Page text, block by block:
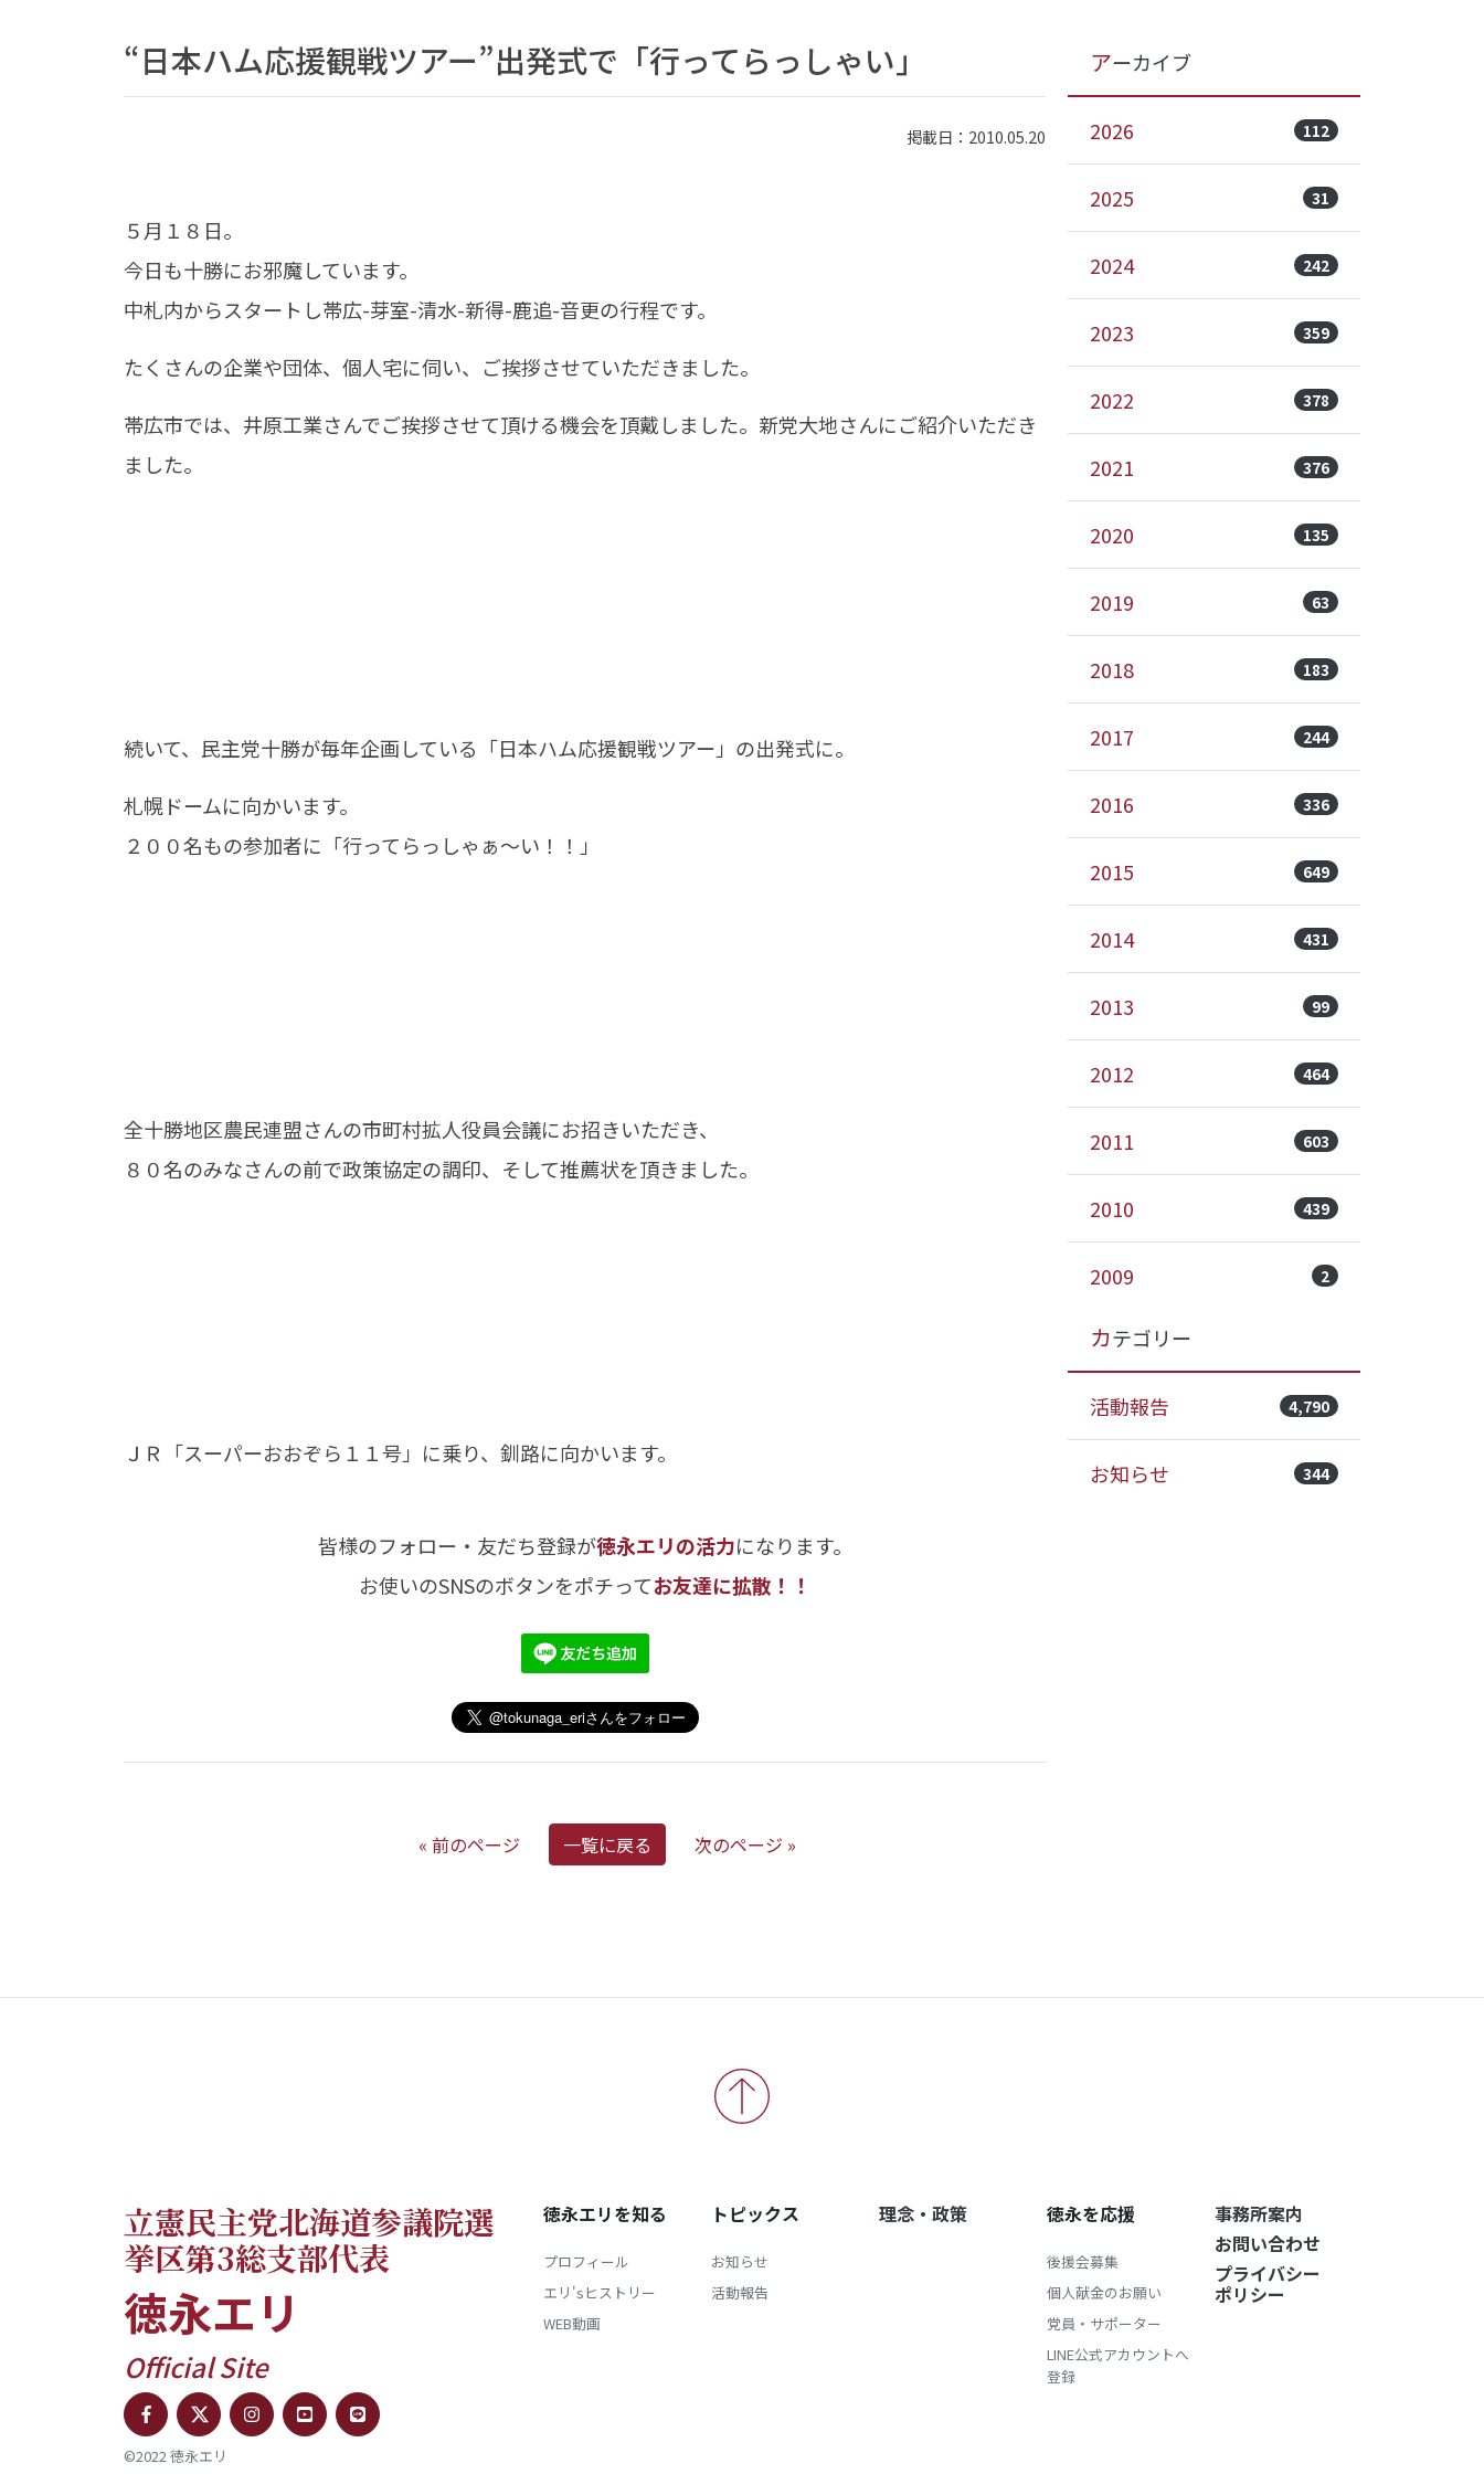
“日本ハム応援観戦ツアー”出発式で「行ってらっしゃい」
掲載日：2010.05.20
５月１８日。
今日も十勝にお邪魔しています。
中札内からスタートし帯広-芽室-清水-新得-鹿追-音更の行程です。
たくさんの企業や団体、個人宅に伺い、ご挨拶させていただきました。
帯広市では、井原工業さんでご挨拶させて頂ける機会を頂戴しました。新党大地さんにご紹介いただき
ました。
続いて、民主党十勝が毎年企画している「日本ハム応援観戦ツアー」の出発式に。
札幌ドームに向かいます。
２００名もの参加者に「行ってらっしゃぁ～い！！」
全十勝地区農民連盟さんの市町村拡人役員会議にお招きいただき、
８０名のみなさんの前で政策協定の調印、そして推薦状を頂きました。
ＪＲ「スーパーおおぞら１１号」に乗り、釧路に向かいます。
皆様のフォロー・友だち登録が徳永エリの活力になります。
お使いのSNSのボタンをポチってお友達に拡散！！
« 前のページ 一覧に戻る 次のページ »
アーカイブ
2026 112
2025 31
2024 242
2023 359
2022 378
2021 376
2020 135
2019 63
2018 183
2017 244
2016 336
2015 649
2014 431
2013 99
2012 464
2011 603
2010 439
2009 2
カテゴリー
活動報告 4,790
お知らせ 344
立憲民主党北海道参議院選
挙区第3総支部代表
徳永エリ
Official Site
©2022 徳永エリ
徳永エリを知る
プロフィール
エリ'sヒストリー
WEB動画
トピックス
お知らせ
活動報告
理念・政策 徳永を応援
後援会募集
個人献金のお願い
党員・サポーター
LINE公式アカウントへ
登録
事務所案内
お問い合わせ
プライバシー
ポリシー